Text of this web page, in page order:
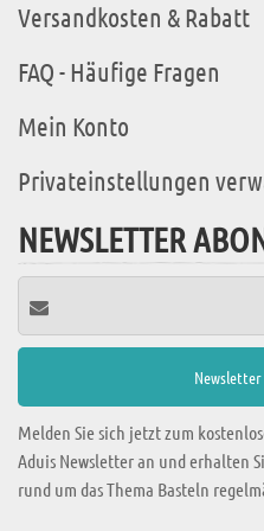
Versandkosten & Rabatt
FAQ - Häufige Fragen
Mein Konto
Privateinstellungen
NEWSLETTER
Melden Sie sich jetzt zum
Aduis Newsletter an und erhalten
rund um das Thema Basteln